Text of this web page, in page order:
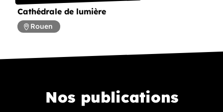
Cathédrale de lumière
Rouen
Nos publications